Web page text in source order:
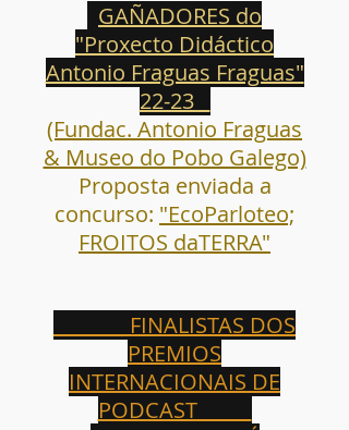
GAÑADORES do
"Proxecto Didáctico
Antonio Fraguas Fraguas"
22-23
(Fundac. Antonio Fraguas
& Museo do Pobo Galego)
Proposta enviada a
concurso: "EcoParloteo;
FROITOS daTERRA"
FINALISTAS DOS
PREMIOS
INTERNACIONAIS DE
PODCAST